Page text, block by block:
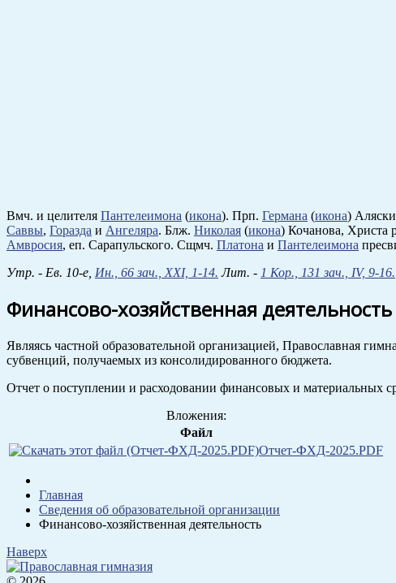
Вмч. и целителя Пантелеимона (икона). Прп. Германа (икона)
Саввы, Горазда и Ангеляра. Блж. Николая (икона) Кочанова, Христа
Амвросия, еп. Сарапульского. Сщмч. Платона и Пантелеимона
Утр. - Ев. 10-е, Ин., 66 зач., XXI, 1-14. Лит. - 1 Кор., 131 зач., IV, 9-16.
Финансово-хозяйственная деятельность
Являясь частной образовательной организацией, Православная
субвенций, получаемых из консолидированного бюджета.
Отчет о поступлении и расходовании финансовых и материальных
Вложения:
Файл
Отчет-ФХД-2025.PDF
Главная
Сведения об образовательной организации
Финансово-хозяйственная деятельность
Наверх